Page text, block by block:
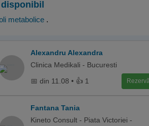
disponibil
metabolice .
Alexandru Alexandra
Clinica Medikali - Bucuresti
📅 din 11.08 • 👍 1 Rezervă
Fantana Tania
Kineto Consult - Piata Victoriei -